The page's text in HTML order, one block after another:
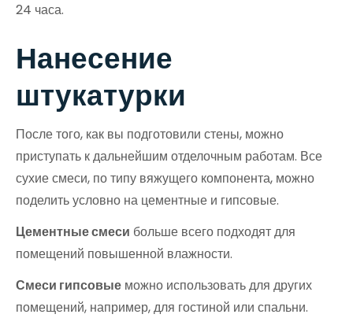
24 часа.
Нанесение
штукатурки
После того, как вы подготовили стены, можно
приступать к дальнейшим отделочным работам. Все
сухие смеси, по типу вяжущего компонента, можно
поделить условно на цементные и гипсовые.
Цементные смеси больше всего подходят для
помещений повышенной влажности.
Смеси гипсовые можно использовать для других
помещений, например, для гостиной или спальни.